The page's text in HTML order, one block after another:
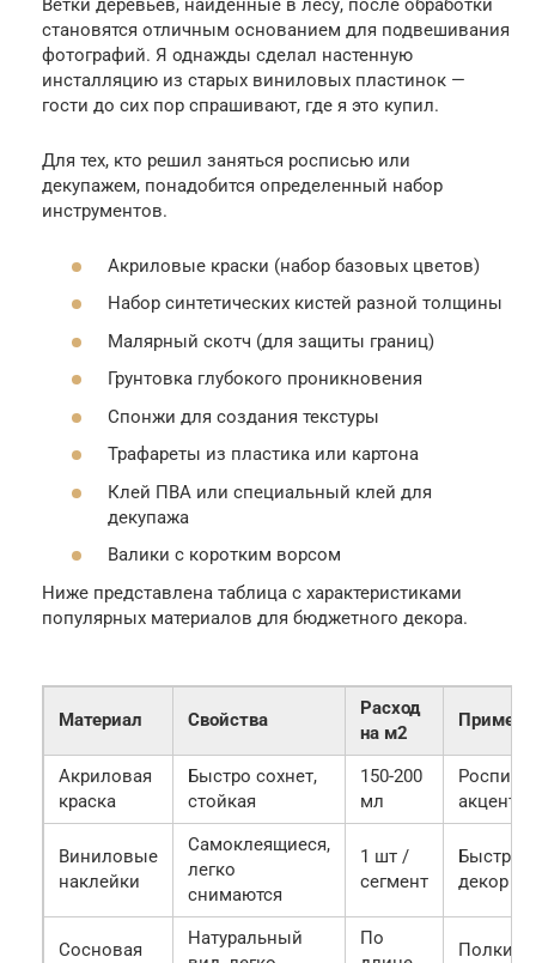
Ветки деревьев, найденные в лесу, после обработки
становятся отличным основанием для подвешивания
фотографий. Я однажды сделал настенную
инсталляцию из старых виниловых пластинок —
гости до сих пор спрашивают, где я это купил.
Для тех, кто решил заняться росписью или
декупажем, понадобится определенный набор
инструментов.
Акриловые краски (набор базовых цветов)
Набор синтетических кистей разной толщины
Малярный скотч (для защиты границ)
Грунтовка глубокого проникновения
Спонжи для создания текстуры
Трафареты из пластика или картона
Клей ПВА или специальный клей для
декупажа
Валики с коротким ворсом
Ниже представлена таблица с характеристиками
популярных материалов для бюджетного декора.
Материал Свойства
Расход
на м2
Акриловая
краска
Быстро сохнет,
стойкая
150-200
мл
Роспись,
акценты
Виниловые
наклейки
Самоклеящиеся,
легко
снимаются
1 шт /
сегмент
Быстрый
декор
Сосновая
Натуральный
По
Полки,